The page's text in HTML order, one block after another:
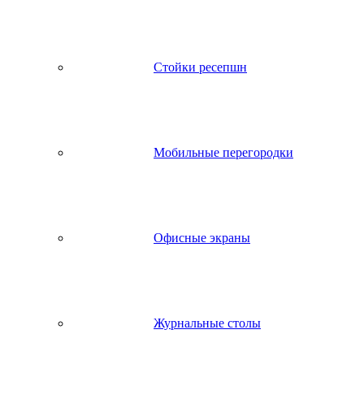
Стойки ресепшн
Мобильные перегородки
Офисные экраны
Журнальные столы